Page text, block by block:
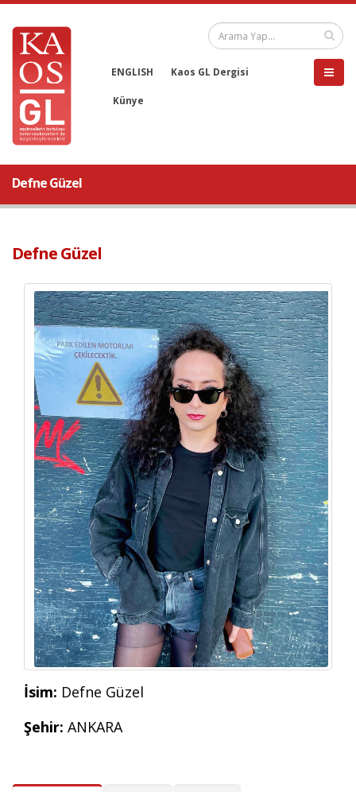
ENGLISH Kaos GL Dergisi
Künye
Defne Güzel
Defne Güzel
İsim: Defne Güzel
Şehir: ANKARA